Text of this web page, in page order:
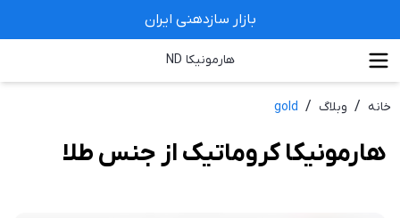
بازار سازدهنی ایران
هارمونیکا ND
خانه / وبلاگ /
gold
هارمونیکا کروماتیک از جنس طلا